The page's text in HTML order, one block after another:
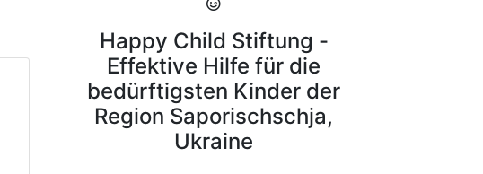
Happy Child Stiftung -
Effektive Hilfe für die
bedürftigsten Kinder der
Region Saporischschja,
Ukraine